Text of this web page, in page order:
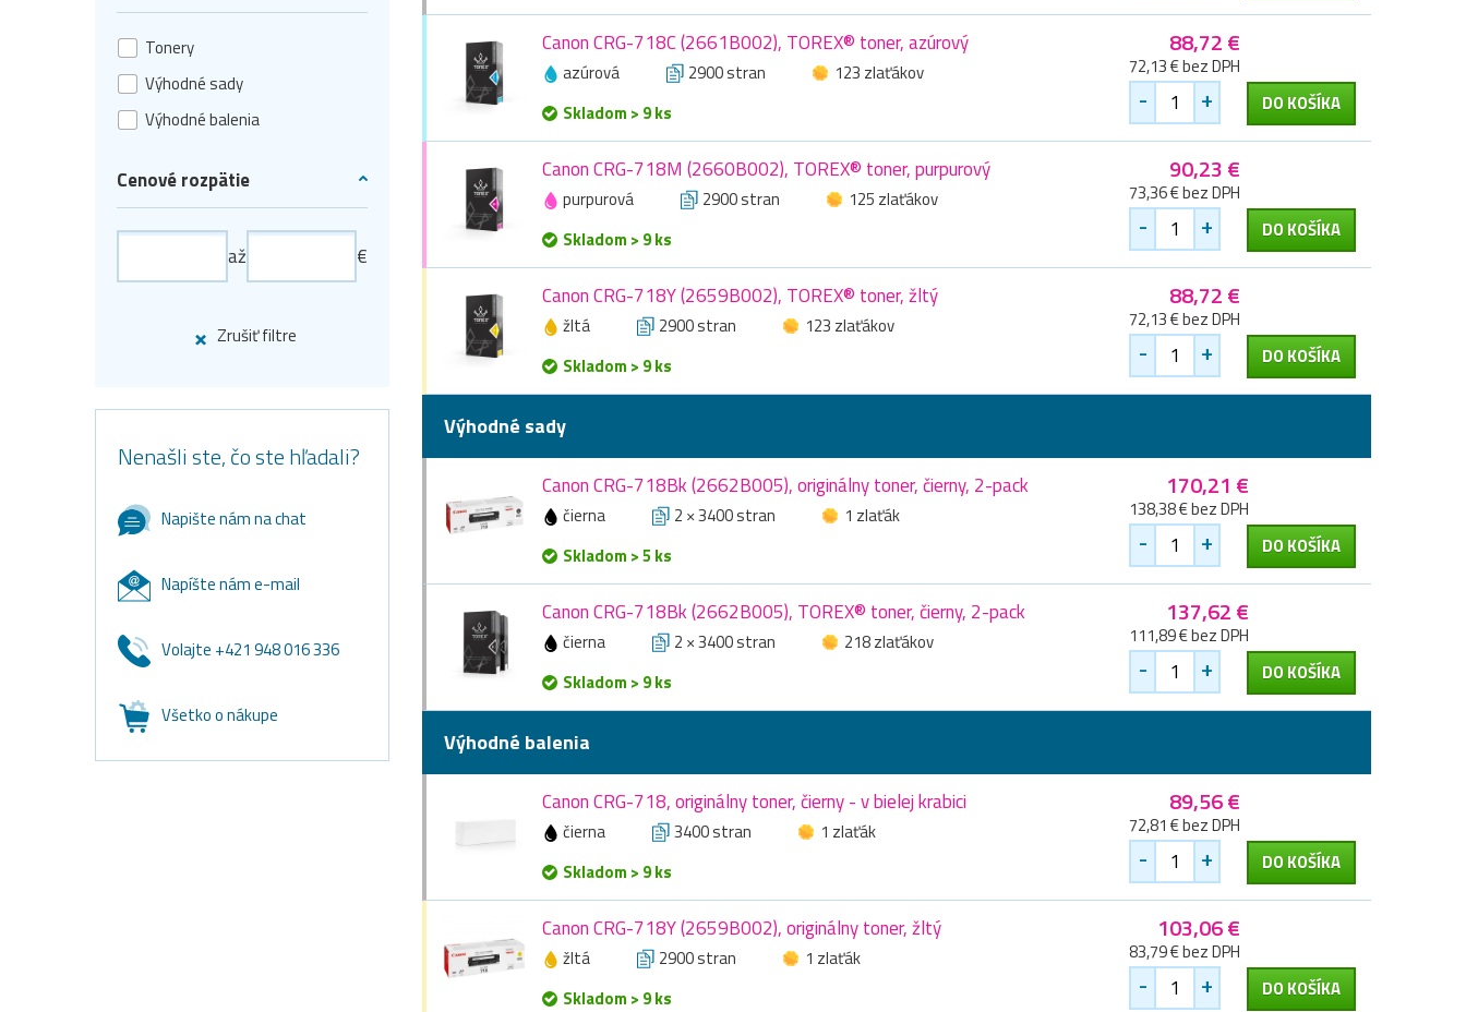
Tonery
Výhodné sady
Výhodné balenia
Cenové rozpätie
až €
Zrušiť filtre
Nenašli ste, čo ste hľadali?
Napište nám na chat
Napíšte nám e-mail
Volajte +421 948 016 336
Všetko o nákupe
Canon CRG-718C (2661B002), TOREX® toner, azúrový
azúrová 2900 stran
123 zlaťákov
Skladom > 9 ks
88,72 €
72,13 € bez DPH
- + DO KOŠÍKA
Canon CRG-718M (2660B002), TOREX® toner, purpurový
purpurová 2900 stran
125 zlaťákov
Skladom > 9 ks
90,23 €
73,36 € bez DPH
- + DO KOŠÍKA
Canon CRG-718Y (2659B002), TOREX® toner, žltý
žltá 2900 stran
123 zlaťákov
Skladom > 9 ks
88,72 €
72,13 € bez DPH
- + DO KOŠÍKA
Výhodné sady
Canon CRG-718Bk (2662B005), originálny toner, čierny, 2-pack
čierna 2 × 3400 stran
1 zlaťák
Skladom > 5 ks
170,21 €
138,38 € bez DPH
- + DO KOŠÍKA
Canon CRG-718Bk (2662B005), TOREX® toner, čierny, 2-pack
čierna 2 × 3400 stran
218 zlaťákov
Skladom > 9 ks
137,62 €
111,89 € bez DPH
- + DO KOŠÍKA
Výhodné balenia
Canon CRG-718, originálny toner, čierny - v bielej krabici
čierna 3400 stran
1 zlaťák
Skladom > 9 ks
89,56 €
72,81 € bez DPH
- + DO KOŠÍKA
Canon CRG-718Y (2659B002), originálny toner, žltý
žltá 2900 stran
1 zlaťák
Skladom > 9 ks
103,06 €
83,79 € bez DPH
- + DO KOŠÍKA